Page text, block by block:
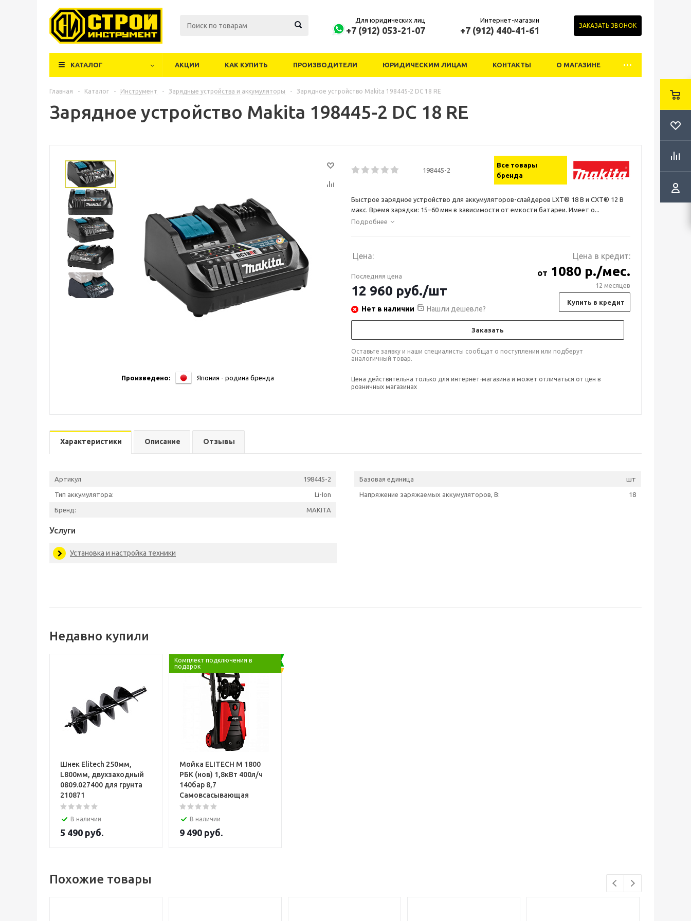
Для юридических лиц
+7 (912) 053-21-07
Интернет-магазин
+7 (912) 440-41-61 ЗАКАЗАТЬ ЗВОНОК
КАТАЛОГ АКЦИИ КАК КУПИТЬ ПРОИЗВОДИТЕЛИ ЮРИДИЧЕСКИМ ЛИЦАМ КОНТАКТЫ О МАГАЗИНЕ
Главная - Каталог - Инструмент - Зарядные устройства и аккумуляторы - Зарядное устройство Makita 198445-2 DC 18 RE
Зарядное устройство Makita 198445-2 DC 18 RE
Произведено: Япония - родина бренда
198445-2
Все товары
бренда
Быстрое зарядное устройство для аккумуляторов-слайдеров LXT® 18 В и CXT® 12 В
макс. Время зарядки: 15–60 мин в зависимости от емкости батареи. Имеет о...
Подробнее
Цена:
Последняя цена
12 960 руб./шт
Нет в наличии Нашли дешевле?
Цена в кредит:
от 1080 р./мес.
12 месяцев
Купить в кредит
Заказать
Оставьте заявку и наши специалисты сообщат о поступлении или подберут
аналогичный товар.
Цена действительна только для интернет-магазина и может отличаться от цен в
розничных магазинах
Характеристики Описание Отзывы
Артикул 198445-2
Тип аккумулятора: Li-Ion
Бренд: MAKITA
Базовая единица шт
Напряжение заряжаемых аккумуляторов, В: 18
Услуги
Установка и настройка техники
Недавно купили
Шнек Elitech 250мм,
L800мм, двухзаходный
0809.027400 для грунта
210871
В наличии
5 490 руб.
Комплект подключения в
подарок
Мойка ELITECH М 1800
РБК (нов) 1,8кВт 400л/ч
140бар 8,7
Самовсасывающая
В наличии
9 490 руб.
Похожие товары